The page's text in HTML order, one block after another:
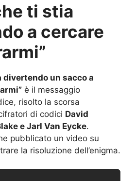
ti stia
a cercare
divertendo un sacco a
è il messaggio
risolto la scorsa
di codici David
e Jarl Van Eycke.
pubblicato un video su
la risoluzione dell’enigma.